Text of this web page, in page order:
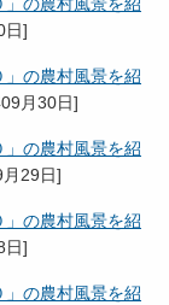
日]
の農村風景を紹
月30日]
の農村風景を紹
29日]
の農村風景を紹
日]
の農村風景を紹